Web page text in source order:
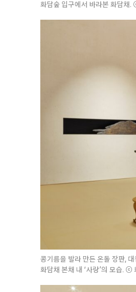
화담숲 입구에서 바라본 화담채.
콩기름을 발라 만든 온돌 장판,
화담채 본채 내 ‘사랑’의 모습. ⓒ